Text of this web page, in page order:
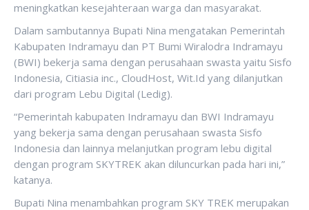
meningkatkan kesejahteraan warga dan masyarakat.
Dalam sambutannya Bupati Nina mengatakan Pemerintah
Kabupaten Indramayu dan PT Bumi Wiralodra Indramayu
(BWI) bekerja sama dengan perusahaan swasta yaitu Sisfo
Indonesia, Citiasia inc., CloudHost, Wit.Id yang dilanjutkan
dari program Lebu Digital (Ledig).
“Pemerintah kabupaten Indramayu dan BWI Indramayu
yang bekerja sama dengan perusahaan swasta Sisfo
Indonesia dan lainnya melanjutkan program lebu digital
dengan program SKYTREK akan diluncurkan pada hari ini,”
katanya.
Bupati Nina menambahkan program SKY TREK merupakan